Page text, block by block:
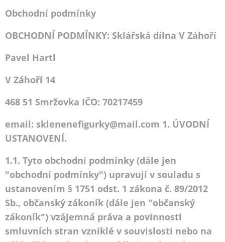
Obchodní podmínky
OBCHODNÍ PODMÍNKY: Sklářská dílna V Záhoří
Pavel Hartl
V Záhoří 14
468 51 Smržovka IČO: 70217459
email: sklenenefigurky@mail.com 1. ÚVODNÍ
USTANOVENÍ.
1.1. Tyto obchodní podmínky (dále jen
"obchodní podmínky") upravují v souladu s
ustanovením § 1751 odst. 1 zákona č. 89/2012
Sb., občanský zákoník (dále jen "občanský
zákoník") vzájemná práva a povinnosti
smluvních stran vzniklé v souvislosti nebo na